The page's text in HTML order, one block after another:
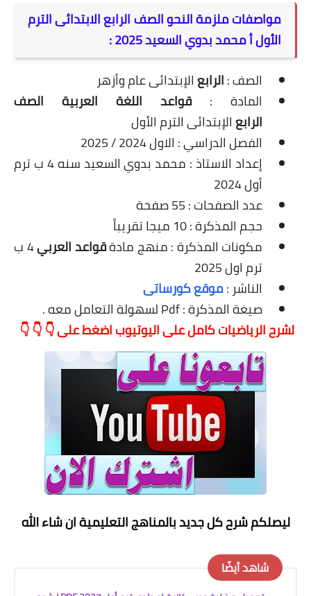
مواصفات ملزمة النحو الصف الرابع الابتدائى الترم
الأول أ محمد بدوي السعيد 2025 :
الصف :الرابعالإبتدائى عام وأزهر
المادة : قواعد اللغة العربية الصف
الرابعالإبتدائى الترم الأول
الفصل الدراسي : الاول 2024 / 2025
إعداد الاستاذ : محمد بدوي السعيد سنه 4 ب ترم
أول 2024
عدد الصفحات : 55 صفحة
حجم المذكرة : 10 ميجا تقريباً
مكونات المذكرة : منهج مادةقواعد العربي 4 ب
ترم اول 2025
الناشر :موقع كورساتى
صيغة المذكرة : Pdf لسهولة التعامل معه .
لشرح الرياضيات كامل على اليوتيوب اضغط على 👇 👇 👇
ليصلكم شرح كل جديد بالمناهج التعليميةان شاء الله
شاهد أيضًا